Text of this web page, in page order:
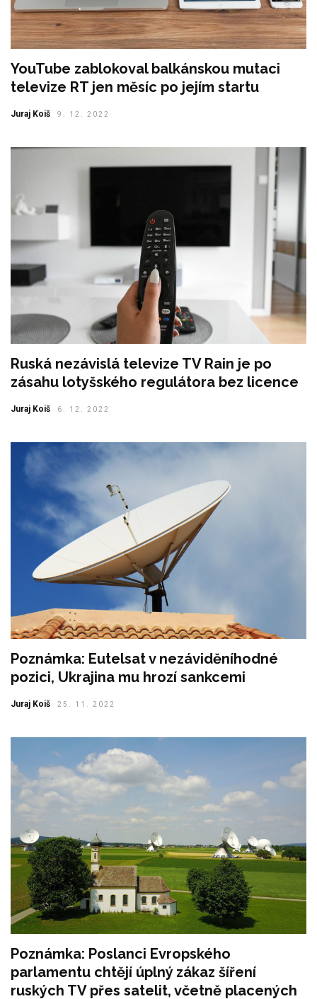
YouTube zablokoval balkánskou mutaci
televize RT jen měsíc po jejím startu
Juraj Koiš 9. 12. 2022
Ruská nezávislá televize TV Rain je po
zásahu lotyšského regulátora bez licence
Juraj Koiš 6. 12. 2022
Poznámka: Eutelsat v nezáviděníhodné
pozici, Ukrajina mu hrozí sankcemi
Juraj Koiš 25. 11. 2022
Poznámka: Poslanci Evropského
parlamentu chtějí úplný zákaz šíření
ruských TV přes satelit, včetně placených